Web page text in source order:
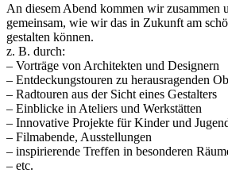
An diesem Abend kommen wir zusammen
gemeinsam, wie wir das in Zukunft am
gestalten können.
z. B. durch:
– Vorträge von Architekten und Designern
– Entdeckungstouren zu herausragenden
– Radtouren aus der Sicht eines Gestalters
– Einblicke in Ateliers und Werkstätten
– Innovative Projekte für Kinder und
– Filmabende, Ausstellungen
– inspirierende Treffen in besonderen
– etc.